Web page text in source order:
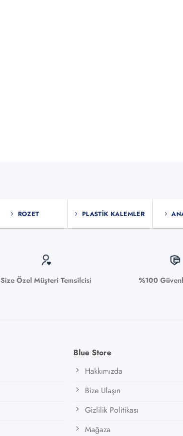
ROZET PLASTIK KALEMLER
Size Özel Müşteri Temsilcisi %100
Blue Store
Hakkımızda
Bize Ulaşın
Gizlilik Politikası
Mağaza